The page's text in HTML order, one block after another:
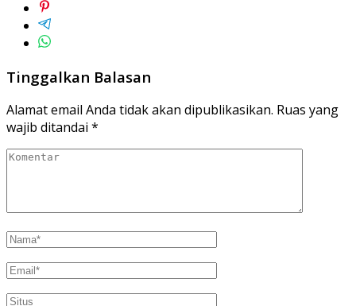
Tinggalkan Balasan
Alamat email Anda tidak akan dipublikasikan. Ruas yang
wajib ditandai *